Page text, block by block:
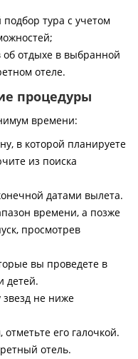
тура с учетом
об отдыхе в выбранной
отеле.
процедуры
времени:
в которой планируете
из поиска
датами вылета.
времени, а позже
просмотрев
вы проведете в
детей.
звезд не ниже
его галочкой.
отель.